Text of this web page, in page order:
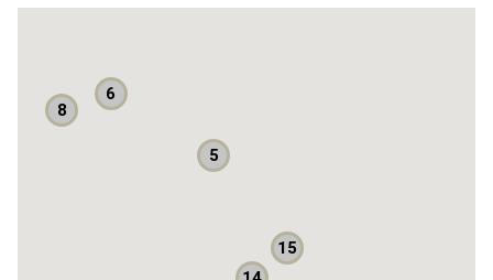
-Dekat dengan berbagai pilihan sekolah anak
-Dekat dengan Rumah sakit
- Rumah cantik dan siap huni
- Lokasi dalam cluster, one gate system
- Strategis, akses kendaraan umum mudah dan bebas banjir
5
6
8
15